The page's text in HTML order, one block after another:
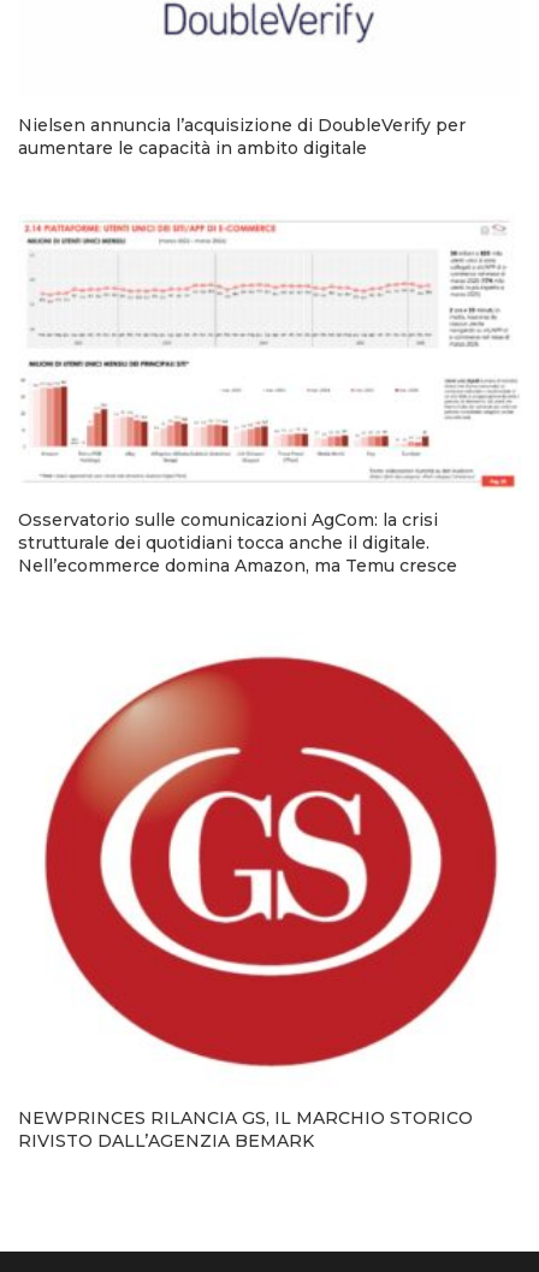
Nielsen annuncia l’acquisizione di DoubleVerify per
aumentare le capacità in ambito digitale
Osservatorio sulle comunicazioni AgCom: la crisi
strutturale dei quotidiani tocca anche il digitale.
Nell’ecommerce domina Amazon, ma Temu cresce
NEWPRINCES RILANCIA GS, IL MARCHIO STORICO
RIVISTO DALL’AGENZIA BEMARK